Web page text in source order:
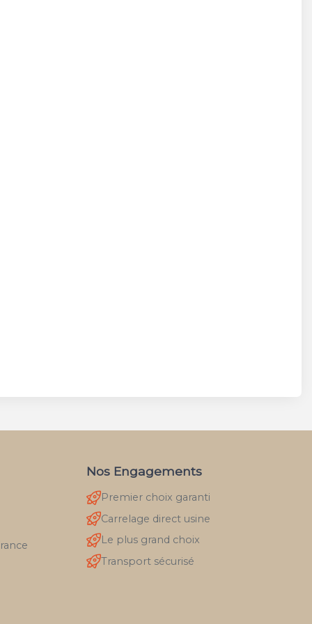
Nos Engagements
Premier choix garanti
Carrelage direct usine
Le plus grand choix
Transport sécurisé